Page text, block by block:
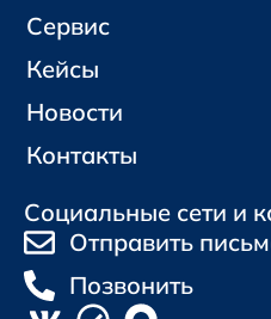
Сервис
Кейсы
Новости
Контакты
Социальные сети и
Отправить
Позвонить